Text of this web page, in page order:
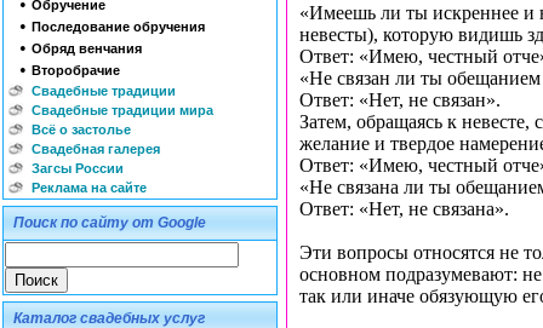
• Обручение
• Последование обручения
• Обряд венчания
• Второбрачие
Свадебные традиции
Свадебные традиции мира
Всё о застолье
Свадебная галерея
Загсы России
Реклама на сайте
Поиск по сайту от Google
Каталог свадебных услуг
«Имеешь ли ты искреннее и
невесты), которую видишь
Ответ: «Имею, честный
«Не связан ли ты обещанием
Ответ: «Нет, не связан».
Затем, обращаясь к
желание и твердое
Ответ: «Имею, честный
«Не связана ли ты
Ответ: «Нет, не связана».
Эти вопросы относятся не
основном подразумевают:
так или иначе обязующую